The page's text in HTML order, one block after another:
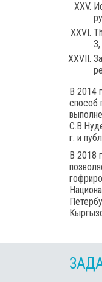
В 2014
способ
г. и
В 2018